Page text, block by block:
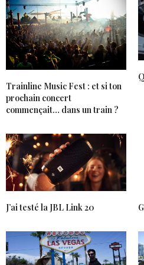
JENYCHOOZ DIT :
10 AOÛT 2017 À 9 H 03 MIN
Ca devait être dingue !
Biz Jeny
ANNSOM DIT :
@jenychooz oui je te
NINA DIT :
12 AOÛT 2017 À 4 H 44 MIN
Aux États Unis les
mettent pleins
Très sympa cette
splendides ! Le
Vegas est sur ma liste
une fois dans sa vie,
Trainline Music Fest : et si ton
prochain concert
commençait… dans un train ?
J’ai testé la JBL Link 20